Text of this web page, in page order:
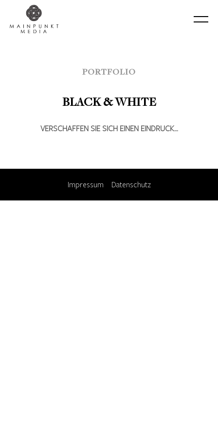
PORTFOLIO
BLACK & WHITE
VERSCHAFFEN SIE SICH EINEN EINDRUCK…
Impressum Datenschutz